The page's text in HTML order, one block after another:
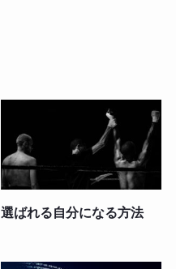
選ばれる自分になる方法